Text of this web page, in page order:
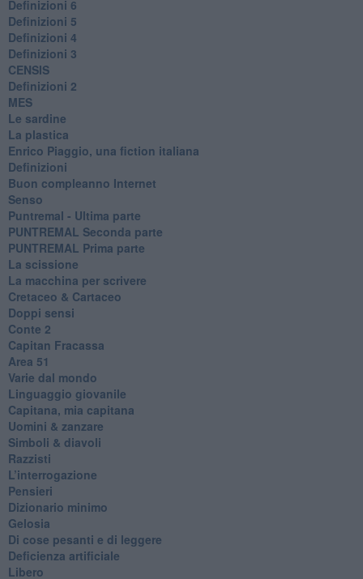
Definizioni 6
Definizioni 5
Definizioni 4
Definizioni 3
CENSIS
​Definizioni 2
MES
Le sardine
La plastica
​Enrico Piaggio, una fiction italiana
Definizioni
​Buon compleanno Internet
Senso
Puntremal - Ultima parte
PUNTREMAL Seconda parte
​PUNTREMAL Prima parte
La scissione
La macchina per scrivere
Cretaceo & Cartaceo
Doppi sensi
​Conte 2
​Capitan Fracassa
​Area 51
Varie dal mondo
​Linguaggio giovanile
​Capitana, mia capitana
Uomini & zanzare
​Simboli & diavoli
Razzisti
​L’interrogazione
Pensieri
​Dizionario minimo
Gelosia
Di cose pesanti e di leggere
​Deficienza artificiale
Libero